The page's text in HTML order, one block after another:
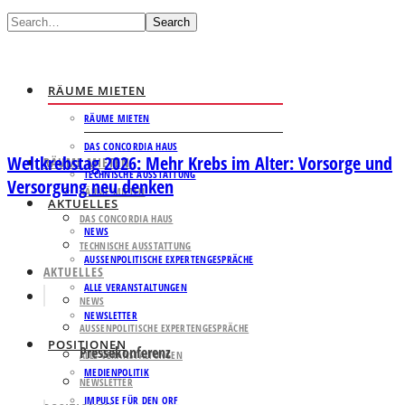
Search
RÄUME MIETEN
RÄUME MIETEN
DAS CONCORDIA HAUS
TECHNISCHE AUSSTATTUNG
AKTUELLES
NEWS
AUSSENPOLITISCHE EXPERTENGESPRÄCHE
ALLE VERANSTALTUNGEN
NEWSLETTER
POSITIONEN
MEDIENPOLITIK
IMPULSE FÜR DEN ORF
RÄUME MIETEN
RÄUME MIETEN
DAS CONCORDIA HAUS
TECHNISCHE AUSSTATTUNG
AKTUELLES
NEWS
AUSSENPOLITISCHE EXPERTENGESPRÄCHE
ALLE VERANSTALTUNGEN
NEWSLETTER
Weltkrebstag 2026: Mehr Krebs im Alter: Vorsorge und
Versorgung neu denken
Pressekonferenz